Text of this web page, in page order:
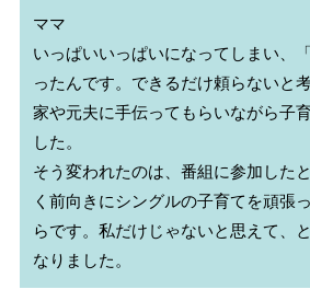
ママ
いっぱいいっぱいになってしまい、
ったんです。できるだけ頼らないと
家や元夫に手伝ってもらいながら子
した。
そう変われたのは、番組に参加した
く前向きにシングルの子育てを頑張
らです。私だけじゃないと思えて、